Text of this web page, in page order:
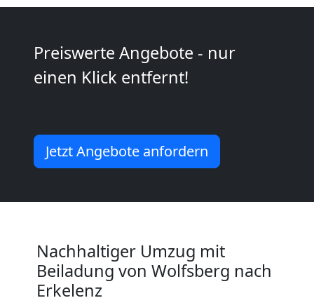
Preiswerte Angebote - nur
einen Klick entfernt!
Jetzt Angebote anfordern
Nachhaltiger Umzug mit
Beiladung von Wolfsberg nach
Erkelenz
Kunsttransport
Wolfsberg
Umzug
Wolfsberg
3
Mann